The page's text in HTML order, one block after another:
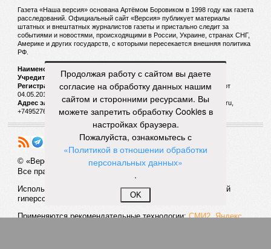
Газета «Наша версия» основана Артёмом Боровиком в 1998 году как газета
расследований. Официальный сайт «Версия» публикует материалы
штатных и внештатных журналистов газеты и пристально следит за
событиями и новостями, происходящими в России, Украине, странах СНГ,
Америке и других государств, с которыми пересекается внешняя политика
РФ.
Наименование:
Учредитель:
ООО «Версия»,Главный редактор:Горевой Р. Г.
Регистрационный номер Роскомнадзора:ЭЛ № ФС 77 - 72681 от
04.05.2018 г.
Адрес электронной почты и телефон редакции:versia@versia.ru,
+74952760348
© «Версия»
Все права защищены
Использование материалов «Версии» без индексируемой
гиперссылки запрещено
Применяются рекомендательные технологии:СМИ2, Яндекс,
Продолжая работу с сайтом вы даете
согласие на обработку данных нашим
сайтом и сторонними ресурсами. Вы
можете запретить обработку Cookies в
настройках браузера.
Пожалуйста, ознакомьтесь с
«Политикой в отношении обработки
персональных данных»
.
OK